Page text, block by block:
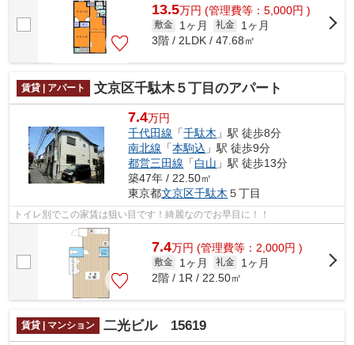
13.5万円 (管理費等：5,000円 )
敷金 1ヶ月 礼金
1ヶ月
3階 / 2LDK / 47.68㎡
賃貸 | アパート 文京区千駄木５丁目のアパート
7.4万円
千代田線 「千駄木 」駅 徒歩8分
南北線 「本駒込 」駅 徒歩9分
都営三田線 「白山 」駅 徒歩13分
築47年 / 22.50㎡
東京都文京区千駄木 ５丁目
トイレ別でこの家賃は狙い目です！綺麗なのでお早目に！！
7.4万円 (管理費等：2,000円 )
敷金 1ヶ月 礼金
1ヶ月
2階 / 1R / 22.50㎡
賃貸 | マンション 二光ビル 15619